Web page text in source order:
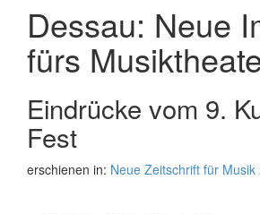
Dessau: Neue
fürs
Eindrücke vom 9.
Fest
erschienen in: Neue Zeitschrift für Musik